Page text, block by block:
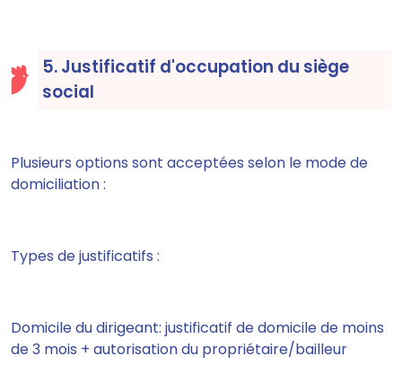
5. Justificatif d'occupation du siège
social
Plusieurs options sont acceptées selon le mode de
domiciliation :
Types de justificatifs :
Domicile du dirigeant: justificatif de domicile de moins
de 3 mois + autorisation du propriétaire/bailleur